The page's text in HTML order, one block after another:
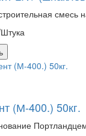
смесь
(М-400.) 50кг.